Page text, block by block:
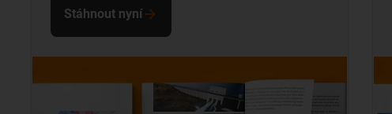
Stáhnout nyní